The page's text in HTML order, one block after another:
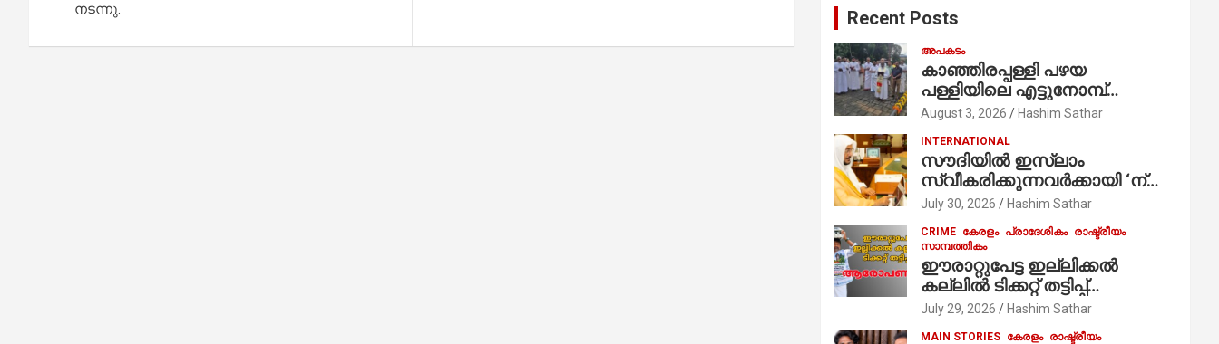
നടന്നു.
Recent Posts
അപകടം
കാഞ്ഞിരപ്പള്ളി പഴയ
പള്ളിയിലെ എട്ടുനോമ്പ്
ആചരണത്തിന്റെ ഭാഗമായുള്ള
ആർച്ച് പ്രീസ്റ്റ് വെരി. റവ.ഫാ.
കുര്യൻ താമരശ്ശേരി
നിർവഹിക്കുന്നു.
August 3, 2026 Hashim Sathar
INTERNATIONAL
സൗദിയില്‍ ഇസ്‌ലാം
സ്വീകരിക്കുന്നവര്‍ക്കായി ‘ന്യൂ
മുസ്ലിം’ ഡിജിറ്റല്‍ കാര്‍ഡ്
സേവനം ആരംഭിച്ചു
July 30, 2026 Hashim Sathar
CRIME കേരളം പ്രാദേശികം രാഷ്ട്രീയം
സാമ്പത്തികം
ഈരാറ്റുപേട്ട ഇല്ലിക്കൽ
കല്ലിൽ ടിക്കറ്റ് തട്ടിപ്പ്
ആരോപണം;
July 29, 2026 Hashim Sathar
MAIN STORIES കേരളം രാഷ്ട്രീയം